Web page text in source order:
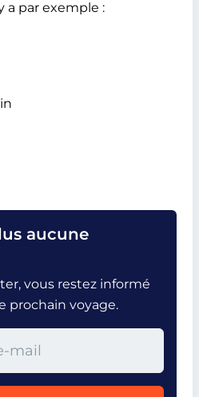
a par exemple :
aucune
vous restez informé
prochain voyage.